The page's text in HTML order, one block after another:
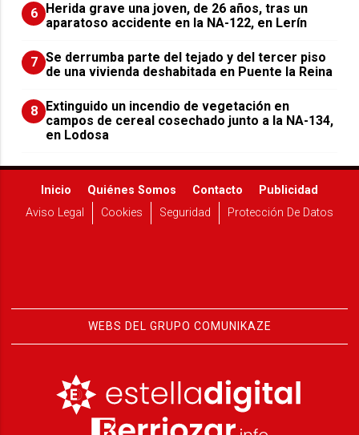
6 Herida grave una joven, de 26 años, tras un
aparatoso accidente en la NA-122, en Lerín
7 Se derrumba parte del tejado y del tercer piso
de una vivienda deshabitada en Puente la Reina
8 Extinguido un incendio de vegetación en
campos de cereal cosechado junto a la NA-134,
en Lodosa
Inicio Quiénes Somos Contacto
Publicidad
Aviso Legal
Cookies Seguridad Protección De Datos
WEBS DEL GRUPO COMUNIKAZE